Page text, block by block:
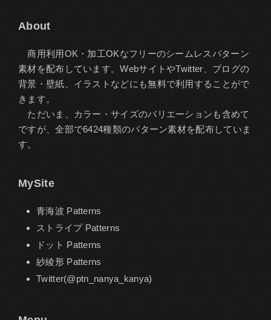
About
商用利用OK・加工OKなフリーのシームレスパターン
素材を配布しています。WebサイトやTwitter、ブログの
背景・壁紙、イラストなどにも無料で利用することがで
きます。
ただいま、カラー・サイズのバリエーションも含めて
ですが、全部で6424種類のパターン素材を配布していま
す。
MySite
青海波 Patterns
ストライプ Patterns
ドット Patterns
紗綾形 Patterns
Twitter(@ptn_nanya_kanya)